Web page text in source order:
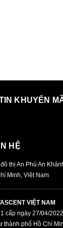
KHUYẾN
HỆ
thị An Phú An
Minh, Việt Nam
VIỆT NAM
cấp ngày 27/04/
thành phố Hồ Chí